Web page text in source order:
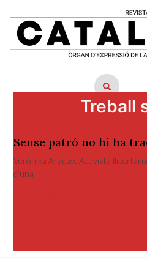
Treball
Sense patró no hi ha
Verónika Aráuzo. Activista
d’una